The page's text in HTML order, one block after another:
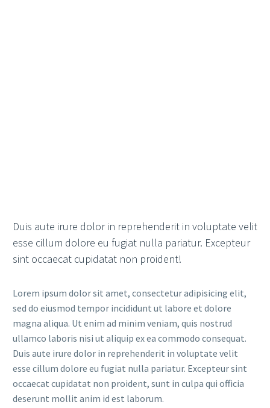
Duis aute irure dolor in reprehenderit in voluptate velit
esse cillum dolore eu fugiat nulla pariatur. Excepteur
sint occaecat cupidatat non proident!
Lorem ipsum dolor sit amet, consectetur adipisicing elit,
sed do eiusmod tempor incididunt ut labore et dolore
magna aliqua. Ut enim ad minim veniam, quis nostrud
ullamco laboris nisi ut aliquip ex ea commodo consequat.
Duis aute irure dolor in reprehenderit in voluptate velit
esse cillum dolore eu fugiat nulla pariatur. Excepteur sint
occaecat cupidatat non proident, sunt in culpa qui officia
deserunt mollit anim id est laborum.